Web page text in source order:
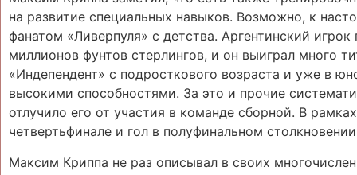
на развитие специальных навыков. Возможно, к
фанатом «Ливерпуля» с детства. Аргентинский
миллионов фунтов стерлингов, и он выиграл много
«Индепендент» с подросткового возраста и уже в
высокими способностями. За это и прочие
отлучило его от участия в команде сборной. В
четвертьфинале и гол в полуфинальном
Максим Криппа не раз описывал в своих